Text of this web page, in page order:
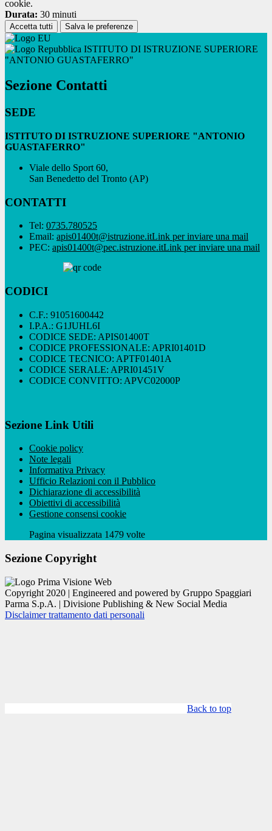
cookie.
Durata: 30 minuti
Accetta tutti Salva le preferenze
ISTITUTO DI ISTRUZIONE SUPERIORE
"ANTONIO GUASTAFERRO"
Sezione Contatti
SEDE
ISTITUTO DI ISTRUZIONE SUPERIORE "ANTONIO
GUASTAFERRO"
Viale dello Sport 60,
San Benedetto del Tronto (AP)
CONTATTI
Tel: 0735.780525
Email: apis01400t@istruzione.itLink per inviare una mail
PEC: apis01400t@pec.istruzione.itLink per inviare una mail
CODICI
C.F.: 91051600442
I.P.A.: G1JUHL6I
CODICE SEDE: APIS01400T
CODICE PROFESSIONALE: APRI01401D
CODICE TECNICO: APTF01401A
CODICE SERALE: APRI01451V
CODICE CONVITTO: APVC02000P
Sezione Link Utili
Cookie policy
Note legali
Informativa Privacy
Ufficio Relazioni con il Pubblico
Dichiarazione di accessibilità
Obiettivi di accessibilità
Gestione consensi cookie
Pagina visualizzata 1479 volte
Sezione Copyright
Copyright 2020 | Engineered and powered by Gruppo Spaggiari
Parma S.p.A. | Divisione Publishing & New Social Media
Disclaimer trattamento dati personali
Back to top